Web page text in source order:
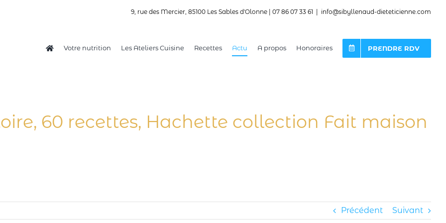
9, rue des Mercier, 85100 Les Sables d'Olonne | 07 86 07 33 61 info@sibyllenaud-dieteticienne.com
Votre nutrition Les Ateliers Cuisine Recettes Actu A propos Honoraires PRENDRE RDV
60 recettes, Hachette collection Fait maison
Précédent Suivant